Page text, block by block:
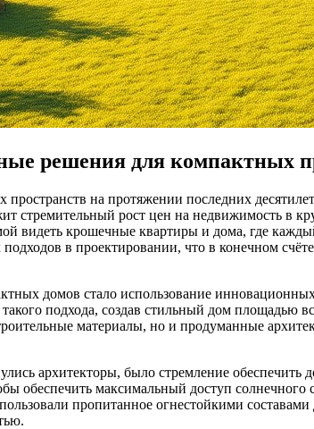
решения для компактных
на протяжении последних
стремительный рост цен на недвижимость в
видеть крошечные квартиры и дома, где
в проектировании, что в конечном
домов стало использование
подхода, создав стильный дом площадью
материалы, но и продуманные
архитекторы, было стремление
обеспечить максимальный доступ
пропитанное огнестойкими